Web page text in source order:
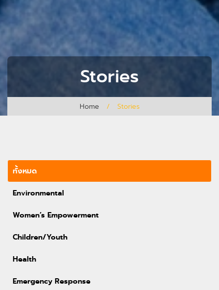
Stories
Home / Stories
ทั้งหมด
Environmental
Women’s Empowerment
Children/Youth
Health
Emergency Response